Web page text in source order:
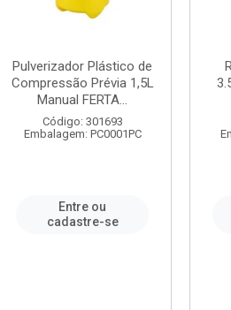
Pulverizador Plástico de
Compressão Prévia 1,5L
Manual FERTA...
Código: 301693
Embalagem: PC0001PC
Entre ou
cadastre-se